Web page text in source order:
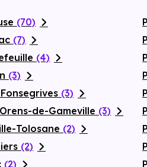
(70)
(7)
(4)
(3)
(3)
de-Gameville (3)
Tolosane (2)
(2)
(2)